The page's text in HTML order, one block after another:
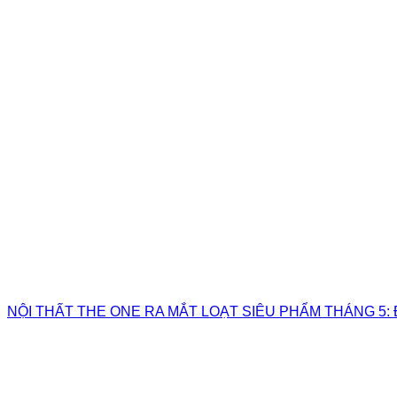
NỘI THẤT THE ONE RA MẮT LOẠT SIÊU PHẨM THÁNG